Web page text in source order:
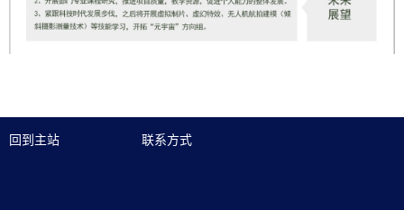
回到主站 联系方式